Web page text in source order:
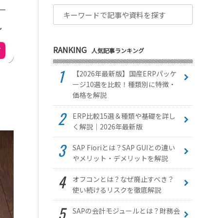
RANKING 人気記事ランキング
【2026年最新版】国産ERPパッケ
ージ10選を比較！種類別に特徴・
価格を解説
ERP比較15選＆種類や基礎を詳し
く解説｜2026年最新版
SAP Fioriとは？SAP GUIとの違い
やメリット・デメリットを解説
オフコンとは？なぜ廃止すべき？
使い続けるリスクを徹底解説
SAPの会計モジュールとは？財務会